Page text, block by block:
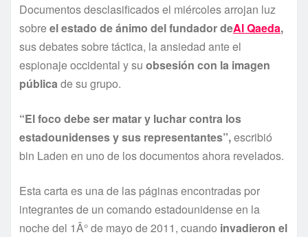
Documentos desclasificados el miércoles arrojan luz
sobreel estado de ánimo del fundador deAl Qaeda,
sus debates sobre táctica, la ansiedad ante el
espionaje occidental y su obsesión con la imagen
públicade su grupo.
“El foco debe ser matar y luchar contra los
estadounidenses y sus representantes”,escribió
bin Laden en uno de los documentos ahora revelados.
Esta carta es una de las páginas encontradas por
integrantes de un comando estadounidense en la
noche del 1Â° de mayo de 2011, cuando invadieron el